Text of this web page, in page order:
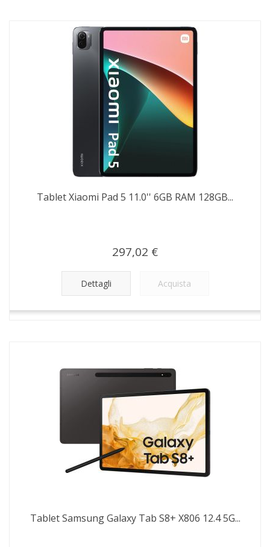
Tablet Xiaomi Pad 5 11.0'' 6GB RAM 128GB...
297,02 €
Dettagli Acquista
Tablet Samsung Galaxy Tab S8+ X806 12.4 5G...